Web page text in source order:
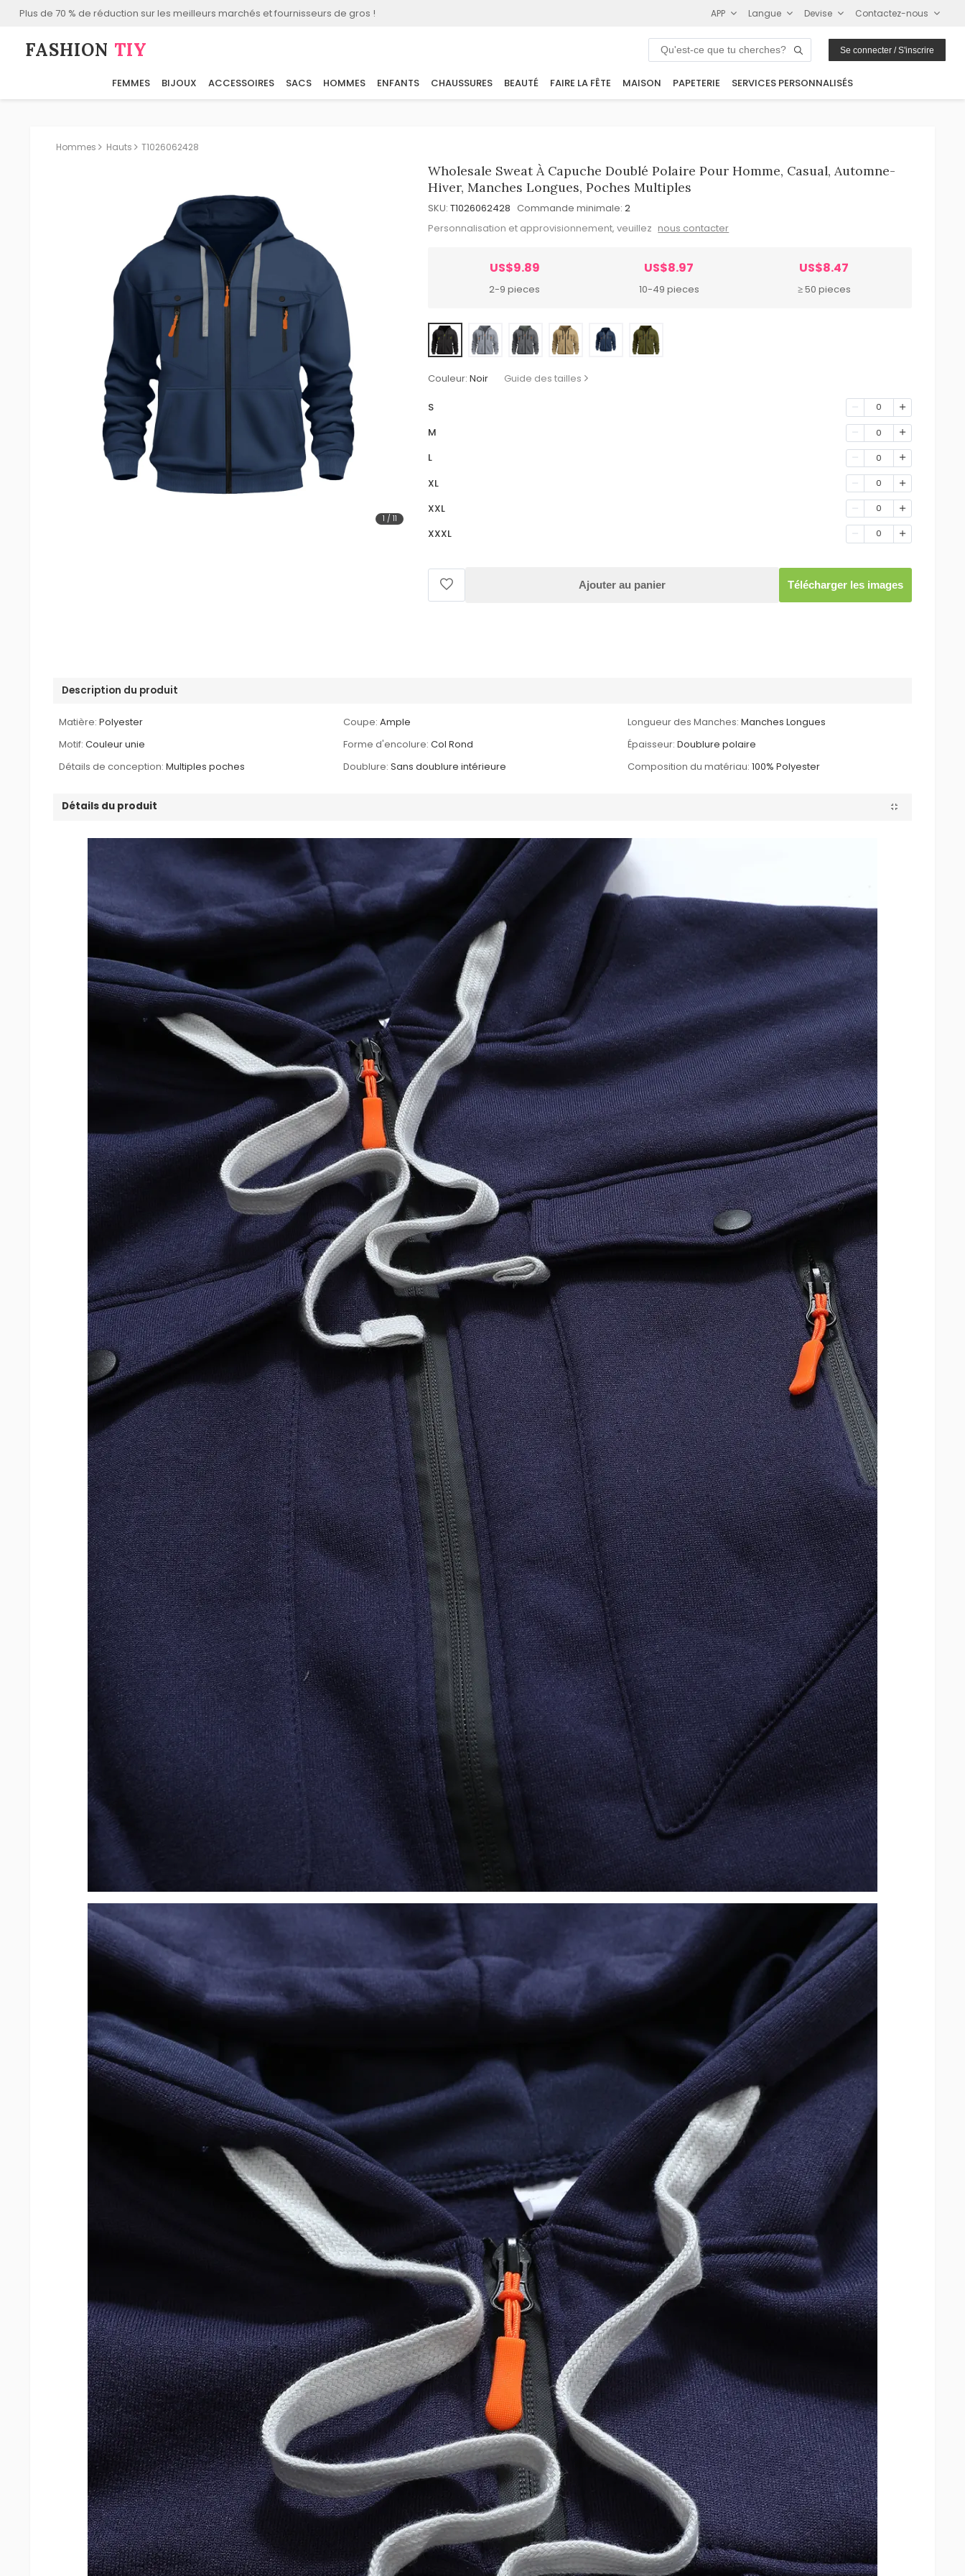
Plus de 70 % de réduction sur les meilleurs marchés et fournisseurs de gros ! APP Langue Devise Contactez-nous
FASHION⁠ TIY Se connecter / S'inscrire
FEMMES BIJOUX ACCESSOIRES SACS HOMMES ENFANTS CHAUSSURES BEAUTÉ FAIRE LA FÊTE MAISON PAPETERIE SERVICES PERSONNALISÉS
Hommes Hauts T1026062428
1 / 11
Wholesale Sweat À Capuche Doublé Polaire Pour Homme, Casual, Automne-
Hiver, Manches Longues, Poches Multiples
SKU: T1026062428 Commande minimale: 2
Personnalisation et approvisionnement, veuillez nous contacter
US$9.89
2-9 pieces
US$8.97
10-49 pieces
US$8.47
≥ 50 pieces
Couleur: Noir Guide des tailles
S 0
M 0
L 0
XL 0
XXL 0
XXXL 0
Ajouter au panier Télécharger les images
Description du produit
Matière: Polyester Coupe: Ample Longueur des Manches: Manches Longues
Motif: Couleur unie Forme d'encolure: Col Rond Épaisseur: Doublure polaire
Détails de conception: Multiples poches Doublure: Sans doublure intérieure Composition du matériau: 100% Polyester
Détails du produit